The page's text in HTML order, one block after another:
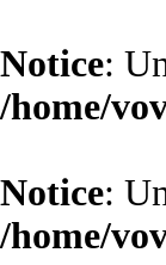
Notice:
/home/
Notice:
/home/